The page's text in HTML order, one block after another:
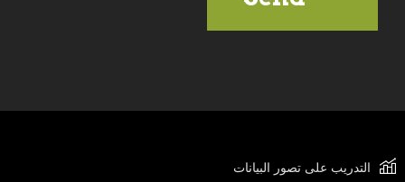
التدريب على تصور البيانات